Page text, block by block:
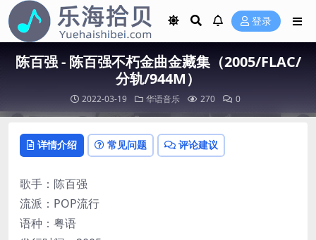
登录
陈百强 - 陈百强不朽金曲金藏集（2005/FLAC/
分轨/944M）
2022-03-19 华语音乐 270 0
详情介绍 常见问题 评论建议
歌手：陈百强
流派：POP流行
语种：粤语